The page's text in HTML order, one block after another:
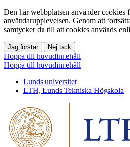
Den här webbplatsen använder cookies
användarupplevelsen. Genom att
samtycker du till att cookies används
Jag förstår Nej tack
Hoppa till huvudinnehåll
Hoppa till huvudinnehåll
Lunds universitet
LTH, Lunds Tekniska Högskola